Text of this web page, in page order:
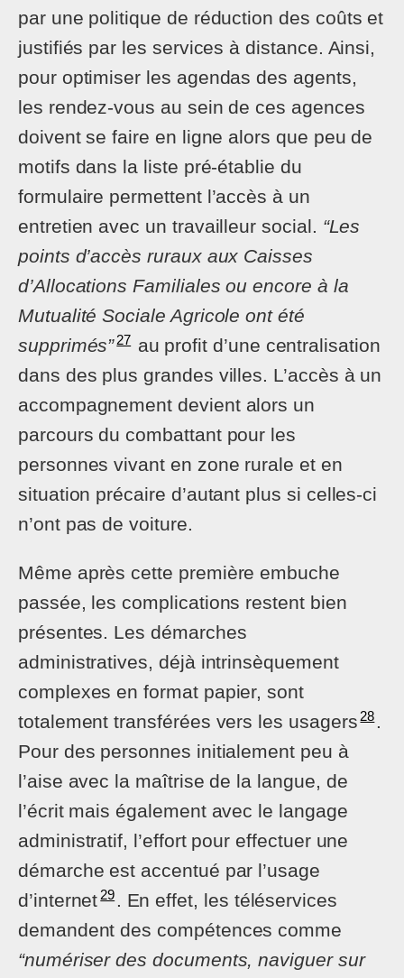
par une politique de réduction des coûts et
justifiés par les services à distance. Ainsi,
pour optimiser les agendas des agents,
les rendez-vous au sein de ces agences
doivent se faire en ligne alors que peu de
motifs dans la liste pré-établie du
formulaire permettent l’accès à un
entretien avec un travailleur social. “Les
points d’accès ruraux aux Caisses
d’Allocations Familiales ou encore à la
Mutualité Sociale Agricole ont été
supprimés”27 au profit d’une centralisation
dans des plus grandes villes. L’accès à un
accompagnement devient alors un
parcours du combattant pour les
personnes vivant en zone rurale et en
situation précaire d’autant plus si celles-ci
n’ont pas de voiture.
Même après cette première embuche
passée, les complications restent bien
présentes. Les démarches
administratives, déjà intrinsèquement
complexes en format papier, sont
totalement transférées vers les usagers 28 .
Pour des personnes initialement peu à
l’aise avec la maîtrise de la langue, de
l’écrit mais également avec le langage
administratif, l’effort pour effectuer une
démarche est accentué par l’usage
d’internet 29 . En effet, les téléservices
demandent des compétences comme
“numériser des documents, naviguer sur